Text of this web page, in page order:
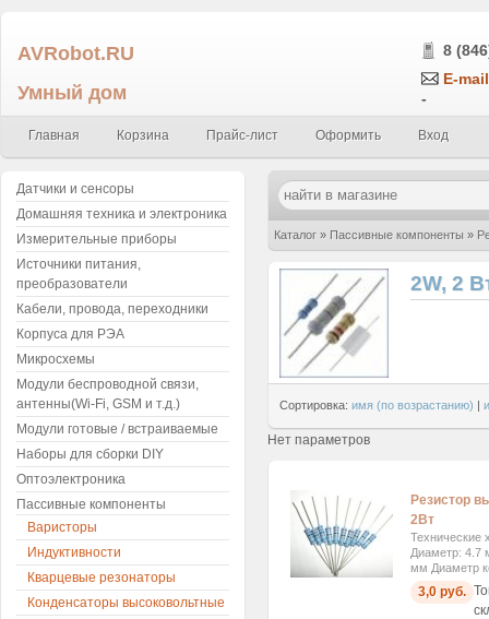
AVRobot.RU
Умный дом
8
E-
-
Главная Корзина Прайс-лист Оформить Вход
Каталог » Пассивные компоненты »
2W, 2
Сортировка: имя (по возрастанию) |
Нет параметров
Резистор
2Вт
Технические
Диаметр: 4.7
мм Диаметр
3,0 руб.
Датчики и сенсоры
Домашняя техника и электроника
Измерительные приборы
Источники питания,
преобразователи
Кабели, провода, переходники
Корпуса для РЭА
Микросхемы
Модули беспроводной связи,
антенны(Wi-Fi, GSM и т.д.)
Модули готовые / встраиваемые
Наборы для сборки DIY
Оптоэлектроника
Пассивные компоненты
Варисторы
Индуктивности
Кварцевые резонаторы
Конденсаторы высоковольтные